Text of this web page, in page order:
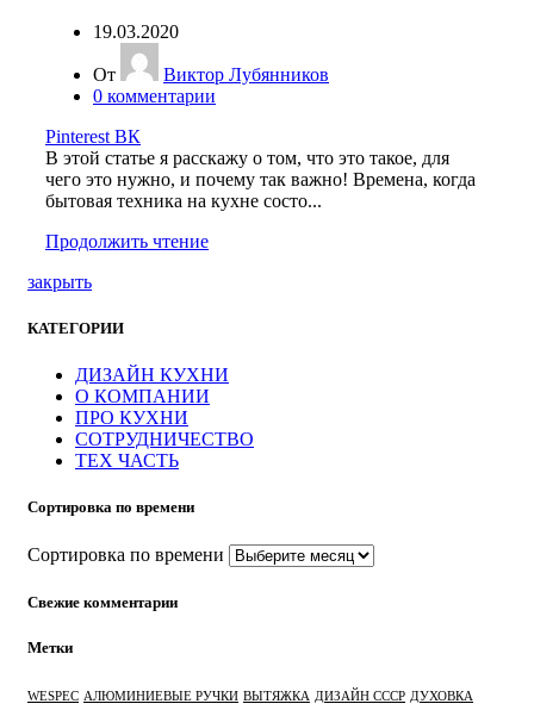
19.03.2020
От
Виктор Лубянников
0 комментарии
Pinterest ВК
В этой статье я расскажу о том, что это такое, для
чего это нужно, и почему так важно! Времена, когда
бытовая техника на кухне состо...
Продолжить чтение
закрыть
КАТЕГОРИИ
ДИЗАЙН КУХНИ
О КОМПАНИИ
ПРО КУХНИ
СОТРУДНИЧЕСТВО
ТЕХ ЧАСТЬ
Сортировка по времени
Сортировка по времени
Свежие комментарии
Метки
WESPEC АЛЮМИНИЕВЫЕ РУЧКИ ВЫТЯЖКА ДИЗАЙН СССР ДУХОВКА